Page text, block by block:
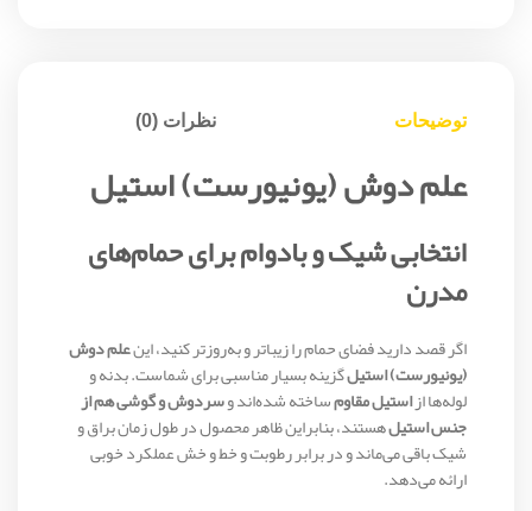
توضیحات نظرات (0)
علم دوش (یونیورست) استیل
انتخابی شیک و بادوام برای حمام‌های
مدرن
اگر قصد دارید فضای حمام را زیباتر و به‌روزتر کنید، اینعلم دوش
(یونیورست) استیلگزینه بسیار مناسبی برای شماست. بدنه و
لوله‌ها ازاستیل مقاومساخته شده‌اند وسردوش و گوشی هم از
جنس استیلهستند، بنابراین ظاهر محصول در طول زمان براق و
شیک باقی می‌ماند و در برابر رطوبت و خط و خش عملکرد خوبی
ارائه می‌دهد.